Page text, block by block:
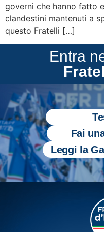
governi che hanno fatto
clandestini mantenuti a
questo Fratelli […]
Entra
Fai
Leggi la